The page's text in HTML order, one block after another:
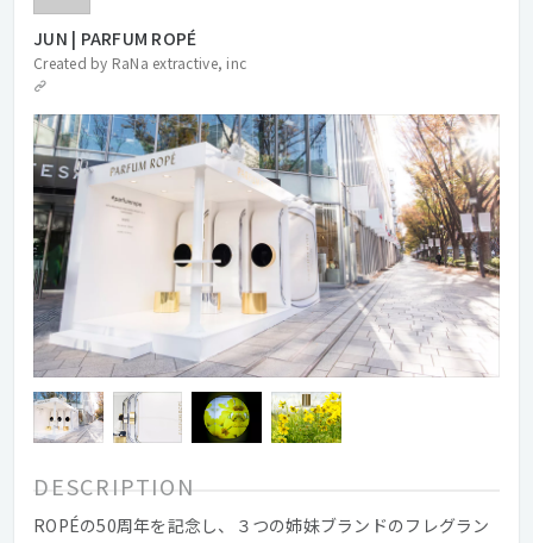
JUN | PARFUM ROPÉ
Created by RaNa extractive, inc
DESCRIPTION
ROPÉの50周年を記念し、３つの姉妹ブランドのフレグラン